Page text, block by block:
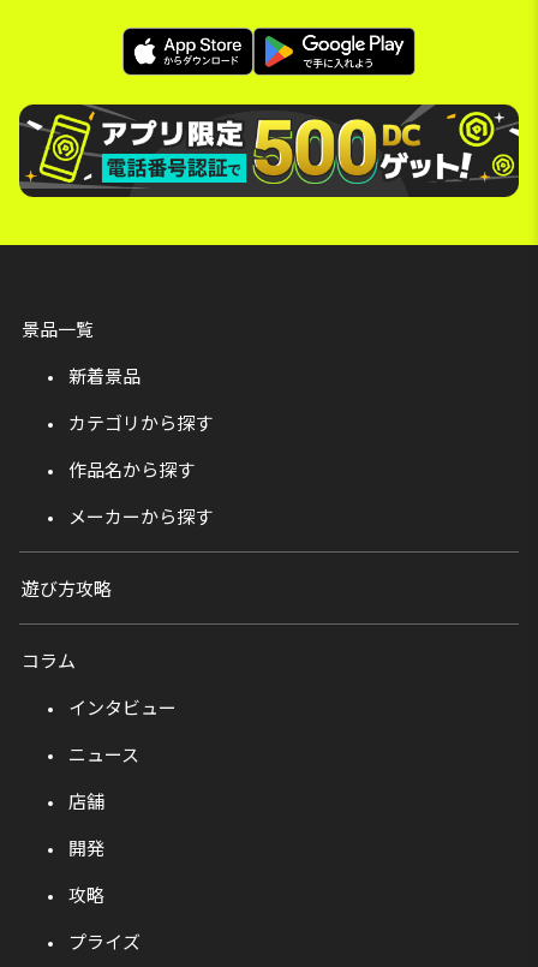
景品一覧
新着景品
カテゴリから探す
作品名から探す
メーカーから探す
遊び方攻略
コラム
インタビュー
ニュース
店舗
開発
攻略
プライズ